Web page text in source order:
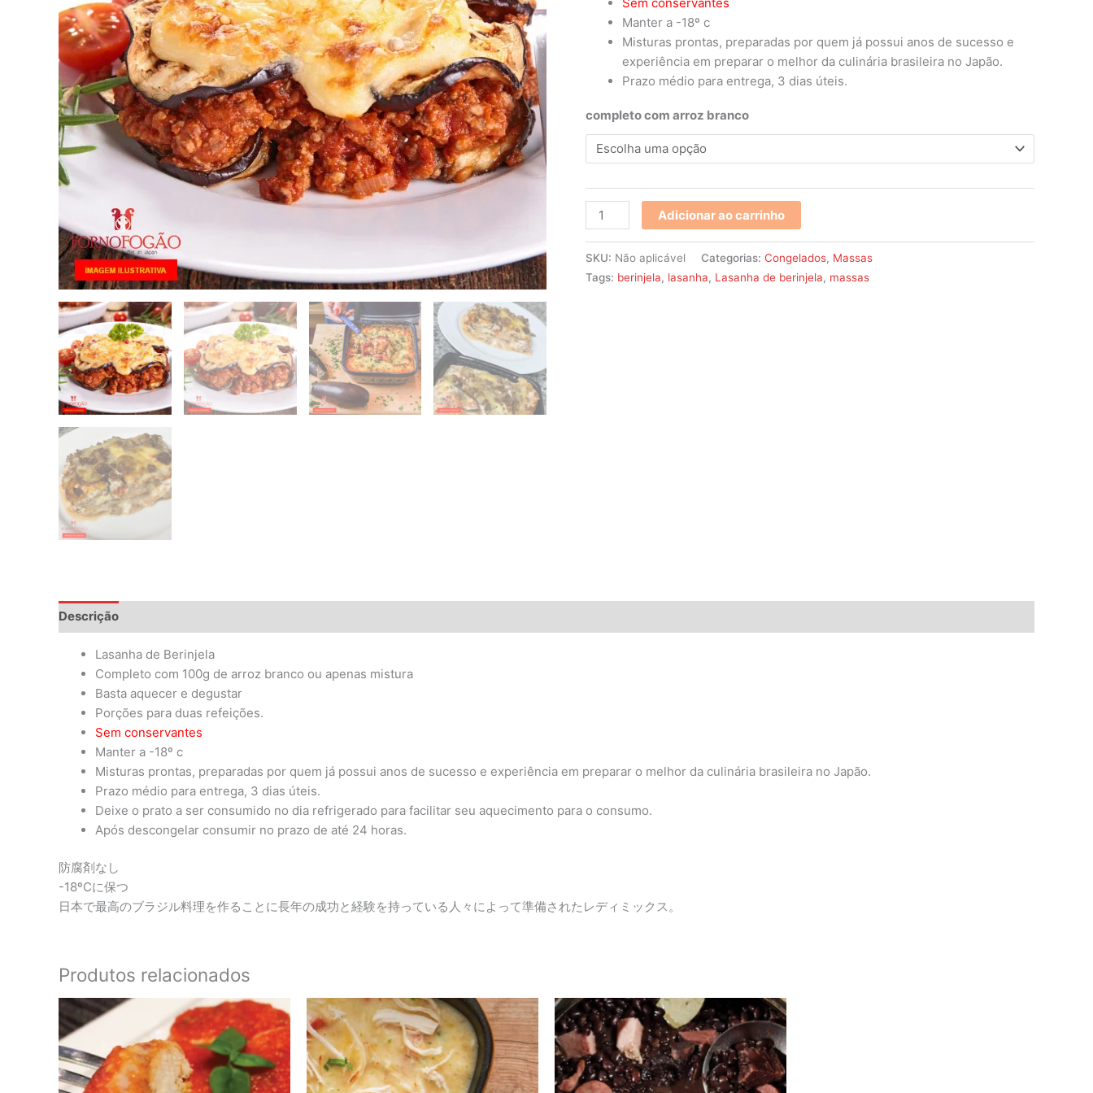
Manter a -18º c
Misturas prontas, preparadas por quem já possui anos de sucesso e
experiência em preparar o melhor da culinária brasileira no Japão.
Prazo médio para entrega, 3 dias úteis.
completo com arroz branco
Adicionar ao carrinho
SKU: Não aplicável Categorias: Congelados, Massas
Tags: berinjela, lasanha, Lasanha de berinjela, massas
Descrição
Lasanha de Berinjela
Completo com 100g de arroz branco ou apenas mistura
Basta aquecer e degustar
Porções para duas refeições.
Sem conservantes
Manter a -18º c
Misturas prontas, preparadas por quem já possui anos de sucesso e experiência em preparar o melhor da culinária brasileira no Japão.
Prazo médio para entrega, 3 dias úteis.
Deixe o prato a ser consumido no dia refrigerado para facilitar seu aquecimento para o consumo.
Após descongelar consumir no prazo de até 24 horas.
防腐剤なし
-18ºCに保つ
日本で最高のブラジル料理を作ることに長年の成功と経験を持っている人々によって準備されたレディミックス。
Produtos relacionados
Faixa
preço:
¥970
através
¥1,150
Este
produto
tem
várias
variantes.
Faixa
de
preço:
¥1,040
através
¥1,120
Este
produto
tem
várias
variantes.
Faixa
de
preço:
¥890
através
¥1,070
Este
produto
tem
várias
variantes.